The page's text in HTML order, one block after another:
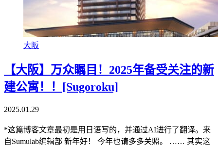
大阪
【大阪】万众瞩目！2025年备受关注的新
建公寓！！[Sugoroku]
2025.01.29
*这篇博客文章最初是用日语写的，并通过AI进行了翻译。来
自Sumulab编辑部 新年好！ 今年也请多多关照。 …… 其实这